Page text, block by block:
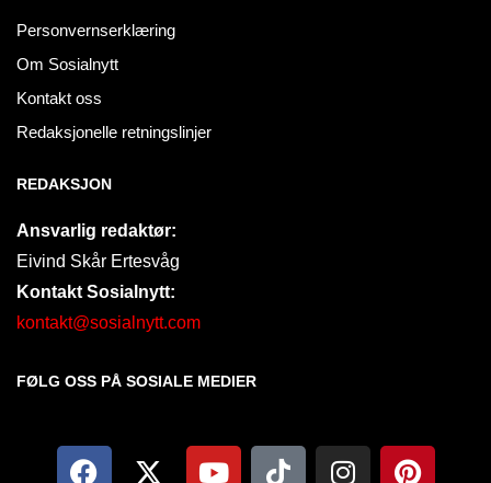
Personvernserklæring
Om Sosialnytt
Kontakt oss
Redaksjonelle retningslinjer
REDAKSJON
Ansvarlig redaktør:
Eivind Skår Ertesvåg
Kontakt Sosialnytt:
kontakt@sosialnytt.com
FØLG OSS PÅ SOSIALE MEDIER​